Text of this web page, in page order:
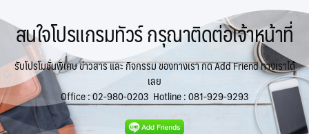
สนใจโปรแกรมทัวร์ กรุณาติดต่อเจ้าหน้าที่
รับโปรโมชั่นพิเศษ ข่าวสาร และ กิจกรรม ของทางเรา กด Add Friend ทางเราได้
เลย
Office :02-980-0203 Hotline :081-929-9293